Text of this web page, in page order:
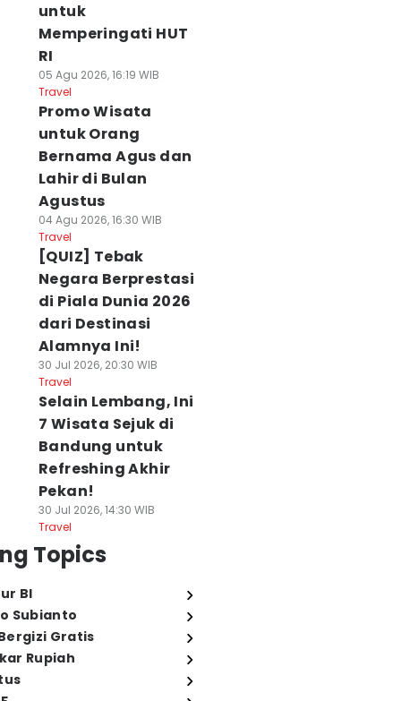
untuk
Memperingati HUT
RI
05 Agu 2026, 16:19 WIB
Travel
Promo Wisata
untuk Orang
Bernama Agus dan
Lahir di Bulan
Agustus
04 Agu 2026, 16:30 WIB
Travel
[QUIZ] Tebak
Negara Berprestasi
di Piala Dunia 2026
dari Destinasi
Alamnya Ini!
30 Jul 2026, 20:30 WIB
Travel
Selain Lembang, Ini
7 Wisata Sejuk di
Bandung untuk
Refreshing Akhir
Pekan!
30 Jul 2026, 14:30 WIB
Travel
Topics
BI
Subianto
Gratis
Rupiah